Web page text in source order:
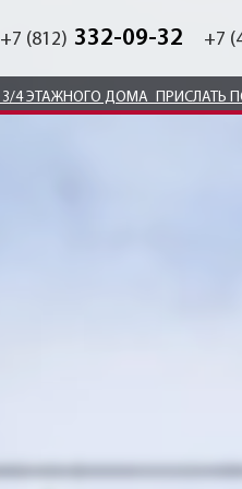
+7 (812) 332-09-32 +7
3/4 ЭТАЖНОГО ДОМА ПРИСЛАТЬ